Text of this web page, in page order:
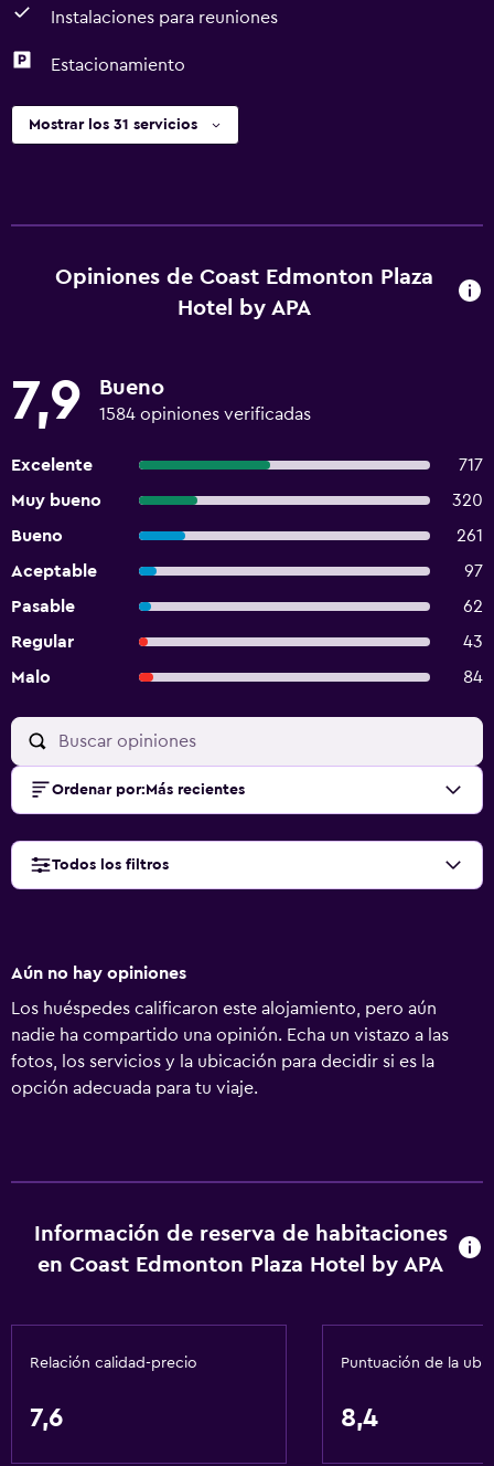
Instalaciones para reuniones
Estacionamiento
Mostrar los 31 servicios
Opiniones de Coast Edmonton Plaza
Hotel by APA
7,9 Bueno
1584 opiniones verificadas
Excelente
717
Muy bueno
320
Bueno
261
Aceptable
97
Pasable
62
Regular
43
Malo
84
Ordenar por: Más recientes
Todos los filtros
Aún no hay opiniones
Los huéspedes calificaron este alojamiento, pero aún
nadie ha compartido una opinión. Echa un vistazo a las
fotos, los servicios y la ubicación para decidir si es la
opción adecuada para tu viaje.
Información de reserva de habitaciones
en Coast Edmonton Plaza Hotel by APA
Relación calidad-precio
7,6
Puntuación de la
8,4